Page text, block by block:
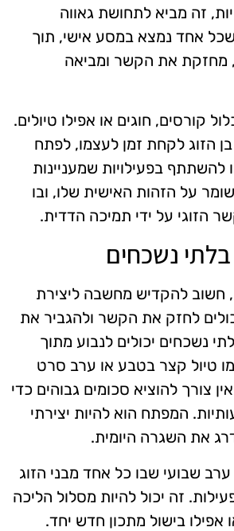
זה מביא לתחושת גאווה
אחד נמצא במסע אישי, תוך
מחזקת את הקשר ומביאה
קורסים, חוגים או אפילו טיולים.
הזוג לקחת זמן לעצמו, לפתח
להשתתף בפעילויות שמעניינות
על הזהות האישית שלו, ובו
הזוגי על ידי תמיכה הדדית.
בלתי נשכחים
חשוב להקדיש מחשבה ליצירת
לחזק את הקשר ולהגביר את
נשכחים יכולים לנבוע מתוך
טיול קצר בטבע או ערב סרט
צורך להוציא סכומים גבוהים כדי
המפתח הוא להיות יצירתי
את השגרה היומית.
שבועי שבו כל אחד מבני הזוג
זה יכול להיות מסלול הליכה
בישול מתכון חדש יחד.